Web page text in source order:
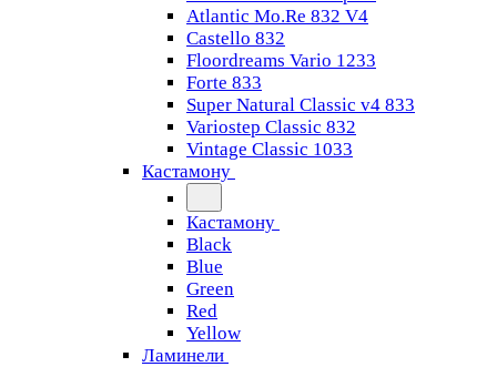
Atlantic Mo.Re 832 V4
Castello 832
Floordreams Vario 1233
Forte 833
Super Natural Classic v4 833
Variostep Classic 832
Vintage Classic 1033
Кастамону
Кастамону
Black
Blue
Green
Red
Yellow
Ламинели